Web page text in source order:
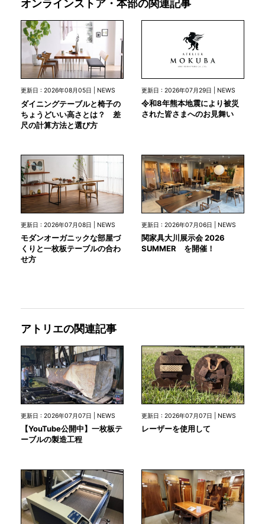
オンラインストア・本部の関連記事
更新日 : 2026年08月05日 | NEWS
ダイニングテーブルと椅子の
ちょうどいい高さとは？ 差
尺の計算方法と選び方
更新日 : 2026年07月29日 | NEWS
令和8年熊本地震により被災
された皆さまへのお見舞い
更新日 : 2026年07月08日 | NEWS
モダンオーガニックな部屋づ
くりと一枚板テーブルの合わ
せ方
更新日 : 2026年07月06日 | NEWS
関家具大川展示会 2026
SUMMER を開催！
アトリエの関連記事
更新日 : 2026年07月07日 | NEWS
【YouTube公開中】一枚板テ
ーブルの製造工程
更新日 : 2026年07月07日 | NEWS
レーザーを使用して